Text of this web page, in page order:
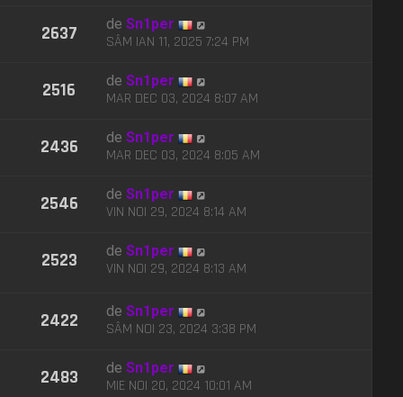
2637 deSn1per
SÂM IAN 11, 2025 7:24 PM
2516 deSn1per
MAR DEC 03, 2024 8:07 AM
2436 deSn1per
MAR DEC 03, 2024 8:05 AM
2546 deSn1per
VIN NOI 29, 2024 8:14 AM
2523 deSn1per
VIN NOI 29, 2024 8:13 AM
2422 deSn1per
SÂM NOI 23, 2024 3:38 PM
2483 deSn1per
MIE NOI 20, 2024 10:01 AM